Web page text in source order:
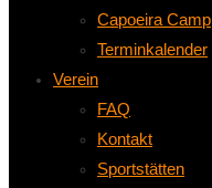
Capoeira Camp
Terminkalender
Verein
FAQ
Kontakt
Sportstätten